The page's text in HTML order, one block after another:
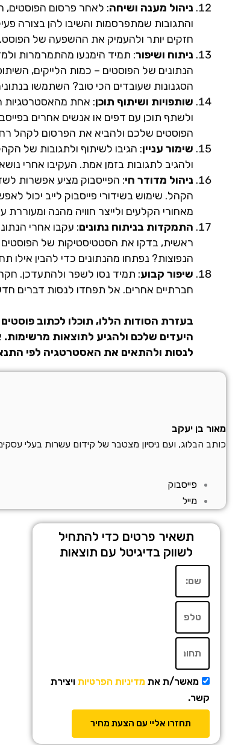
ניהול מענה ושיחה: לאחר פרסום הפוסטים,
והתגובות שמתפרסמות והשיבו להן בצורה
חזקים יותר ולהעמיק את ההשפעה של הפוסט.
ניתוח ושיפור: תמיד הימנעו מהתמרמרות
הנתונים של הפוסטים – כמות הלייקים,
הסגנונות שעובדים הכי טוב? השתמשו
שותפויות ושיתוף תוכן: אחת מהאסטרטגיות
ולשתף תוכן עם דפים או אנשים אחרים
הפוסטים שלכם ולהביא את הפרסום לקהל
שימור עניין: הגיבו לשיתוף ולתגובות של
ולהגיב לתגובות בזמן אמת. העקיבו אחרי
ניהול מדודר חי: הפייסבוק מציע אפשרות
הקהל. שימוש בשידורי פייסבוק לייב יכול
מאחורי הקלעים ולייצר חוויה מהנה ומעוררת
התמקדות בניתוח נתונים: עקבו אחרי
ראשית, בדקו את הסטטיסטיקות של הפוסטים
הנפוצות? נפתחו מהנתונים כדי להבין אילו
שיפור קבוע: תמיד נסו לשפר ולהתעדכן.
חברתיים אחרים. אל תפחדו לנסות דברים
בעזרת הסודות הללו, תוכלו לכתוב
היעדים שלכם ולהגיע לתוצאות מרשימות.
לנסות ולהתאים את האסטרטגיה לפי
מאור בן יעקב
כותב הבלוג, ועם ניסיון מצטבר של קידום עשרות בעלי
פייסבוק
מייל
תשאיר פרטים כדי להתחיל
לשווק בדיגיטל עם תוצאות
מאשר/ת את מדיניות הפרטיות ויצירת
קשר.
תחזרו אליי עם הצעת מחיר